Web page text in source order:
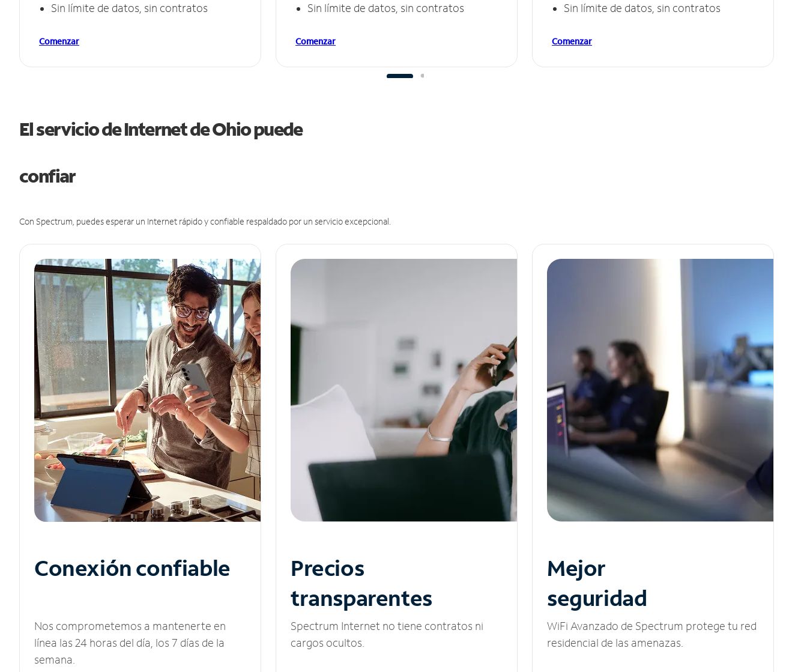
Sin límite de datos, sin contratos
Comenzar
Sin límite de datos, sin contratos
Comenzar
Sin límite de datos, sin contratos
Comenzar
El servicio de Internet de Ohio puede
confiar
Con Spectrum, puedes esperar un Internet rápido y confiable respaldado por un servicio excepcional.
Conexión confiable
Nos comprometemos a mantenerte en
línea las 24 horas del día, los 7 días de la
semana.
Precios
transparentes
Spectrum Internet no tiene contratos ni
cargos ocultos.
Mejor
seguridad
WiFi Avanzado de Spectrum protege tu red
residencial de las amenazas.